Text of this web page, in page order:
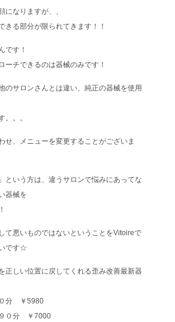
になりますが、、
きる部分が限られてきます！！
です！
ーチできるのは器械のみです！
のサロンさんとは違い、純正の器械を使用
。。。
せ、メニューを変更することがございま
という方は、違うサロンで悩みにあってな
器械を
て悪いものではないということをVitoireで
です☆
正しい位置に戻してくれる歪み改善最新器
分 ￥5980
7000